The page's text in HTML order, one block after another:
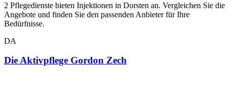
2 Pflegedienste bieten Injektionen in Dorsten an. Vergleichen Sie die
Angebote und finden Sie den passenden Anbieter für Ihre
Bedürfnisse.
DA
Die Aktivpflege Gordon Zech